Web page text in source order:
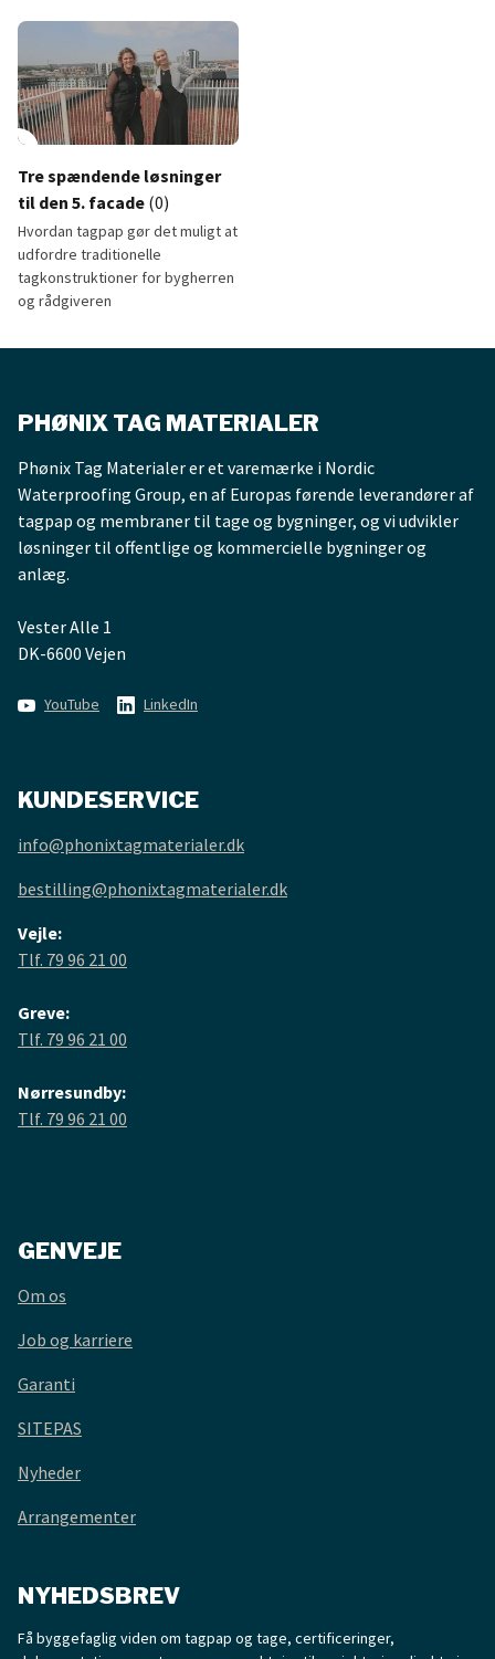
Tre spændende løsninger
til den 5. facade (0)
Hvordan tagpap gør det muligt at
udfordre traditionelle
tagkonstruktioner for bygherren
og rådgiveren
Tre spændende løsninger til den 5. facade
PHØNIX TAG MATERIALER
Phønix Tag Materialer er et varemærke i Nordic
Waterproofing Group, en af Europas førende leverandører af
tagpap og membraner til tage og bygninger, og vi udvikler
løsninger til offentlige og kommercielle bygninger og
anlæg.
Vester Alle 1
DK-6600 Vejen
YouTube LinkedIn
KUNDESERVICE
info@phonixtagmaterialer.dk
bestilling@phonixtagmaterialer.dk
Vejle:
Tlf. 79 96 21 00
Greve:
Tlf. 79 96 21 00
Nørresundby:
Tlf. 79 96 21 00
GENVEJE
Om os
Job og karriere
Garanti
SITEPAS
Nyheder
Arrangementer
NYHEDSBREV
Få byggefaglig viden om tagpap og tage, certificeringer,